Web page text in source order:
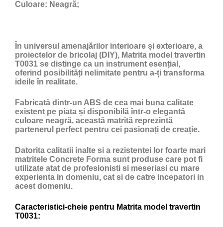
Culoare: Neagră;
În universul amenajărilor interioare și exterioare, a
proiectelor de bricolaj (DIY), Matrita model travertin
T0031 se distinge ca un instrument esențial,
oferind posibilități nelimitate pentru a-ți transforma
ideile în realitate.
Fabricată dintr-un ABS de cea mai buna calitate
existent pe piata și disponibilă într-o elegantă
culoare neagră, această matrită reprezintă
partenerul perfect pentru cei pasionați de creație.
Datorita calitatii inalte si a rezistentei lor foarte mari
matritele Concrete Forma sunt produse care pot fi
utilizate atat de profesionisti si meseriasi cu mare
experienta in domeniu, cat si de catre incepatori in
acest domeniu.
Caracteristici-cheie pentru Matrita model travertin
T0031: